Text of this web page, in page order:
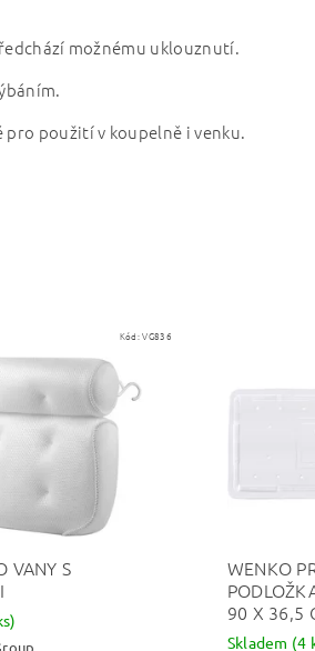
možnému uklouznutí.
pro použití v koupelně i venku.
Kód:VG836
VANY S
WENKO
90 X 36,5
Skladem (4